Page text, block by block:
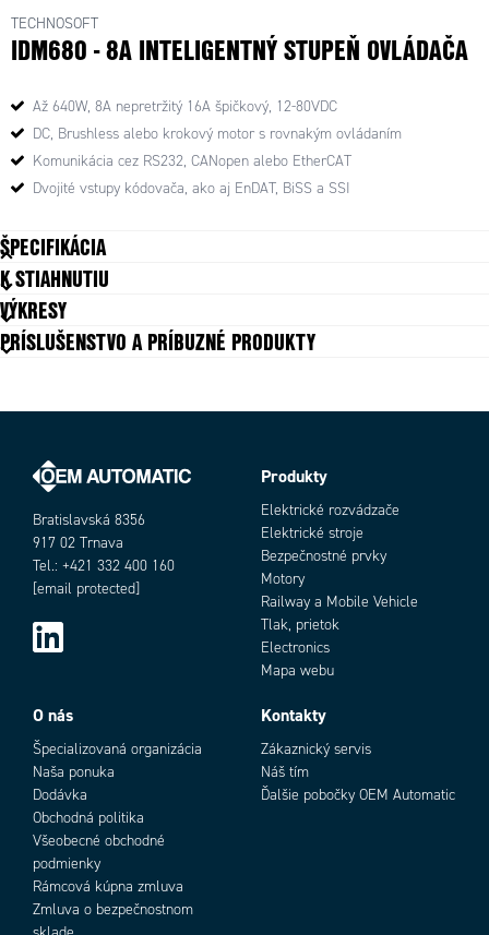
TECHNOSOFT
IDM680 - 8A INTELIGENTNÝ STUPEŇ OVLÁDAČA
Až 640W, 8A nepretržitý 16A špičkový, 12-80VDC
DC, Brushless alebo krokový motor s rovnakým ovládaním
Komunikácia cez RS232, CANopen alebo EtherCAT
Dvojité vstupy kódovača, ako aj EnDAT, BiSS a SSI
ŠPECIFIKÁCIA
K STIAHNUTIU
VÝKRESY
PRÍSLUŠENSTVO A PRÍBUZNÉ PRODUKTY
Objednávacie číslo
Bratislavská 8356
917 02 Trnava
Tel.: +421 332 400 160
[email protected]
Produkty
Elektrické rozvádzače
Elektrické stroje
Bezpečnostné prvky
Motory
Railway a Mobile Vehicle
Tlak, prietok
Electronics
Mapa webu
O nás
Špecializovaná organizácia
Naša ponuka
Dodávka
Obchodná politika
Všeobecné obchodné
podmienky
Rámcová kúpna zmluva
Zmluva o bezpečnostnom
Kontakty
Zákaznický servis
Náš tím
Ďalšie pobočky OEM Automatic